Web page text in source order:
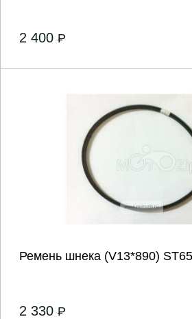
2 400 P
Ремень шнека (V13*890)
2 330 P